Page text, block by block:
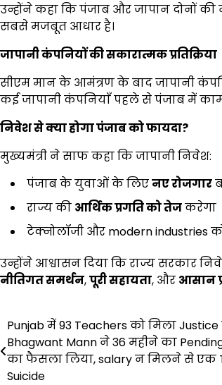
उन्होंने कहा कि पंजाब और जापान दोनों की
सबसे मजबूत आधार है।
जापानी कंपनियों की सकारात्मक प्रतिक्रिया
सीएम मान के आमंत्रण के बाद जापानी
कई जापानी कंपनियाँ पहले से पंजाब में
निवेश से क्या होगा पंजाब को फायदा?
मुख्यमंत्री ने साफ कहा कि जापानी निवेश:
पंजाब के युवाओं के लिएनए रोजगार
राज्य की आर्थिक प्रगति को तेजकरेगा
टेक्नोलॉजी और modern industries
उन्होंने आश्वासन दिया कि राज्य सरकार
नीतिगत समर्थन,पूरी सहायता, और आसान
Post
navigation
Punjab में 93 Teachers को मिला Justice
Bhagwant Mann ने 36 महीने का
का फैसला लिया, salary न मिलने से एक
Suicide